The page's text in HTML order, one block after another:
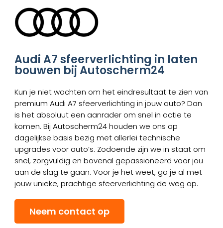
Audi A7 sfeerverlichting in laten
bouwen bij Autoscherm24
Kun je niet wachten om het eindresultaat te zien van
premium Audi A7 sfeerverlichting in jouw auto? Dan
is het absoluut een aanrader om snel in actie te
komen. Bij Autoscherm24 houden we ons op
dagelijkse basis bezig met allerlei technische
upgrades voor auto’s. Zodoende zijn we in staat om
snel, zorgvuldig en bovenal gepassioneerd voor jou
aan de slag te gaan. Voor je het weet, ga je al met
jouw unieke, prachtige sfeerverlichting de weg op.
Neem contact op